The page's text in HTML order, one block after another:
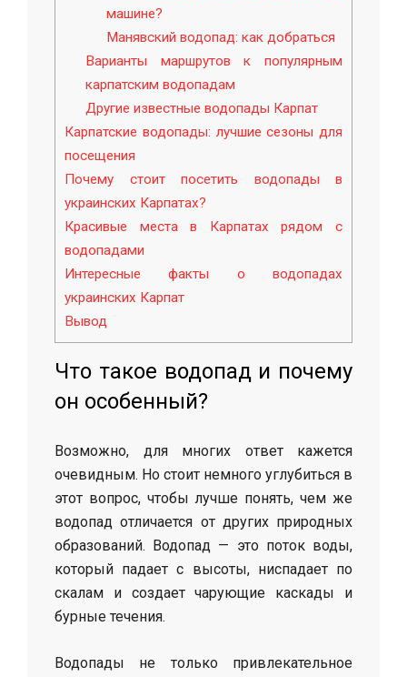
машине?
Манявский водопад: как добраться
Варианты маршрутов к популярным
карпатским водопадам
Другие известные водопады Карпат
Карпатские водопады: лучшие сезоны для
посещения
Почему стоит посетить водопады в
украинских Карпатах?
Красивые места в Карпатах рядом с
водопадами
Интересные факты о водопадах
украинских Карпат
Вывод
Что такое водопад и почему
он особенный?
Возможно, для многих ответ кажется
очевидным. Но стоит немного углубиться в
этот вопрос, чтобы лучше понять, чем же
водопад отличается от других природных
образований. Водопад — это поток воды,
который падает с высоты, ниспадает по
скалам и создает чарующие каскады и
бурные течения.
Водопады не только привлекательное